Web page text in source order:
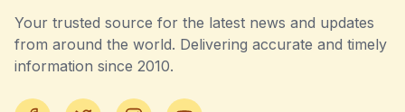
Your trusted source for the latest news and updates
from around the world. Delivering accurate and timely
information since 2010.